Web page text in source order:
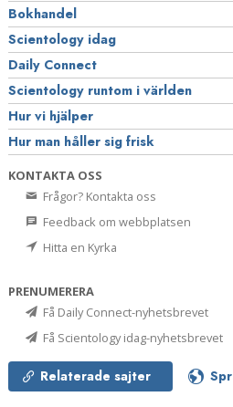
Bokhandel
Scientology idag
Daily Connect
Scientology runtom i världen
Hur vi hjälper
Hur man håller sig frisk
KONTAKTA OSS
Frågor? Kontakta oss
Feedback om webbplatsen
Hitta en Kyrka
PRENUMERERA
Få Daily Connect-nyhetsbrevet
Få Scientology idag-nyhetsbrevet
Relaterade sajter